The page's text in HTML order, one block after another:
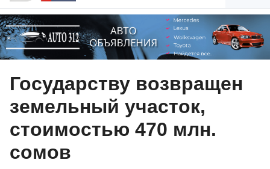
Государству возвращен
земельный участок,
стоимостью 470 млн.
сомов